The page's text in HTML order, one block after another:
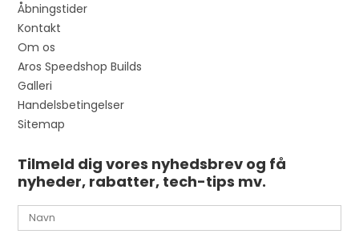
Åbningstider
Kontakt
Om os
Aros Speedshop Builds
Galleri
Handelsbetingelser
Sitemap
Tilmeld dig vores nyhedsbrev og få
nyheder, rabatter, tech-tips mv.